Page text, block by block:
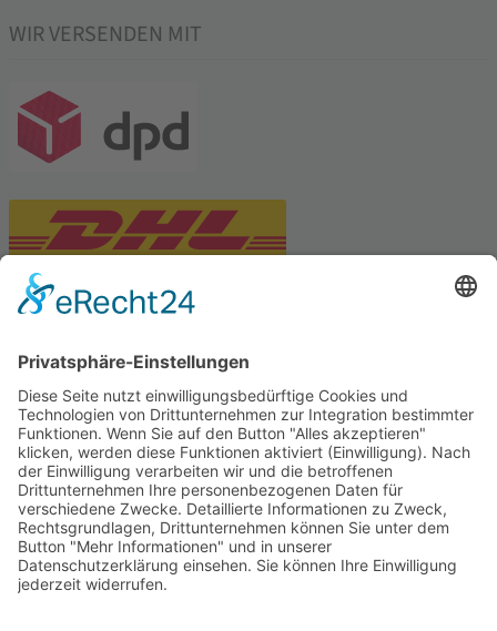
WIR VERSENDEN MIT
Tekal – Textile Lebensqualität
Exklusive moderne & Orientteppiche
Feuerwerk XXL
Pyrotechnik online bestellen
© Stadtmühle Waldenbuch 2026